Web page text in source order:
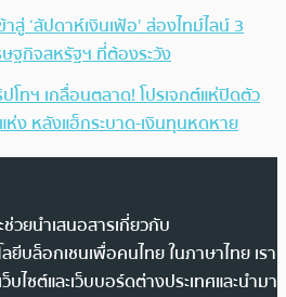
สู่ ‘สัปดาห์เงินเฟ้อ’ ส่องไทม์ไลน์ 3
ษฐกิจสหรัฐฯ ที่ต้องระวัง
โทฯ เกลื่อนตลาด! โปรเจกต์แห่ปิดตัว
ห่ง หลังแฮ็กระบาด-เงินทุนหดหาย
วยนำเสนอสารเกี่ยวกับ
ยีบล็อกเชนเพื่อคนไทย ในภาษาไทย เรา
ไซต์และเว็บบอร์ดต่างประเทศและนำมา